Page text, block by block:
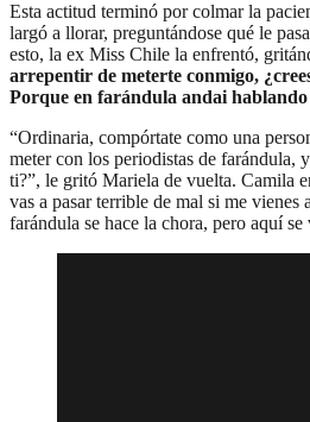
Esta actitud terminó por colmar la
largó a llorar, preguntándose qué le
esto, la ex Miss Chile la enfrentó,
arrepentir de meterte conmigo,
Porque en farándula andai
“Ordinaria, compórtate como una
meter con los periodistas de farándula,
ti?”, le gritó Mariela de vuelta. Camila
vas a pasar terrible de mal si me
farándula se hace la chora, pero aquí se